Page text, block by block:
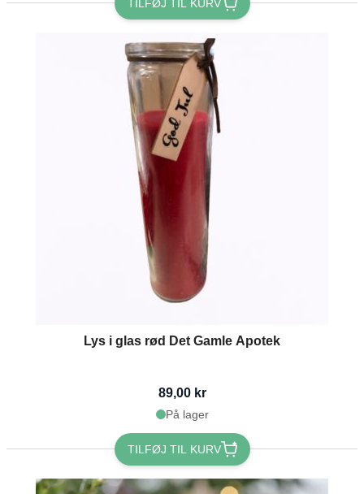
TILFØJ TIL KURV
Lys i glas rød Det Gamle Apotek
89,00 kr
På lager
TILFØJ TIL KURV